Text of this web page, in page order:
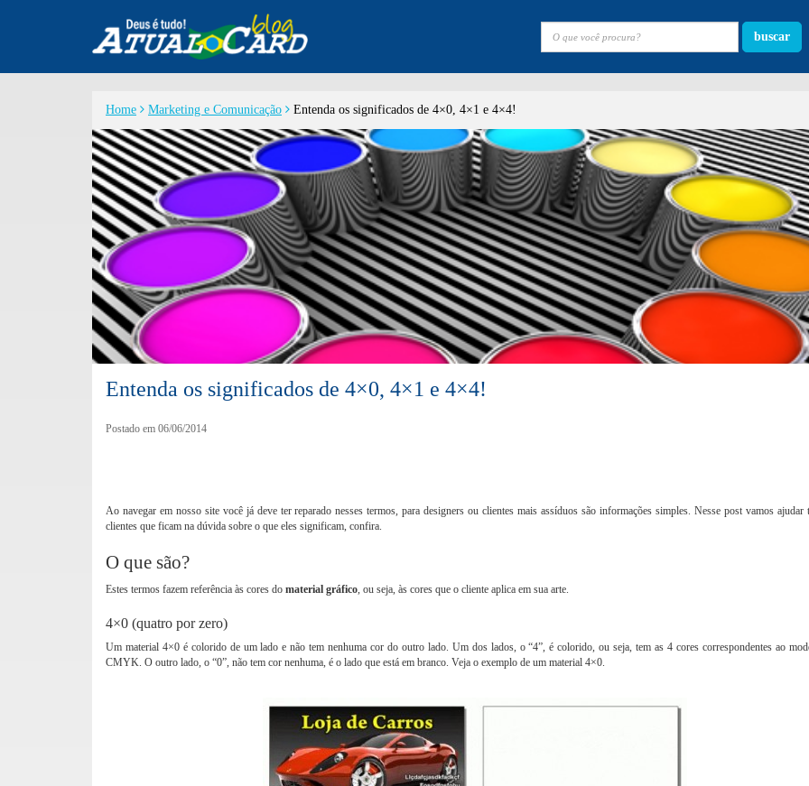
buscar
Home Marketing e Comunicação Entenda os significados de 4×0, 4×1 e 4×4!
Entenda os significados de 4×0, 4×1 e 4×4!
Postado em 06/06/2014
Ao navegar em nosso site você já deve ter reparado nesses termos, para designers ou clientes mais assíduos são informações simples. Nesse post vamos ajudar
clientes que ficam na dúvida sobre o que eles significam, confira.
O que são?
Estes termos fazem referência às cores do material gráfico , ou seja, às cores que o cliente aplica em sua arte.
4×0 (quatro por zero)
Um material 4×0 é colorido de um lado e não tem nenhuma cor do outro lado. Um dos lados, o “4”, é colorido, ou seja, tem as 4 cores correspondentes ao
CMYK. O outro lado, o “0”, não tem cor nenhuma, é o lado que está em branco. Veja o exemplo de um material 4×0.